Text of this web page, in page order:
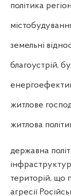
політика
земельні
благоустрій,
житлове
житлова
державна
територій, що
агресії